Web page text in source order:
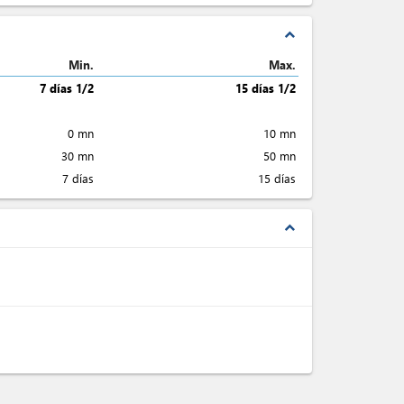
expand_less
Min.
Max.
7 días 1/2
15 días 1/2
0 mn
10 mn
30 mn
50 mn
7 días 15 días
expand_less